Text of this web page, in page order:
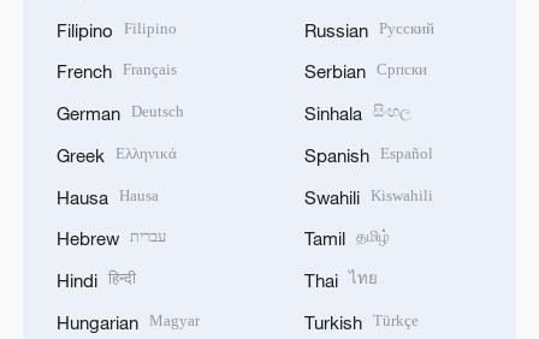
Filipino Filipino
French Français
German Deutsch
Greek Ελληνικά
Hausa Hausa
Hebrew עברית
Hindi हिन्दी
Hungarian Magyar
Russian Русский
Serbian Српски
Sinhala සිංහල
Spanish Español
Swahili Kiswahili
Tamil தமிழ்
Thai ไทย
Turkish Türkçe